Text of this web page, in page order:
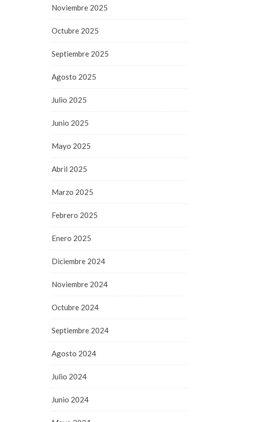
Noviembre 2025
Octubre 2025
Septiembre 2025
Agosto 2025
Julio 2025
Junio 2025
Mayo 2025
Abril 2025
Marzo 2025
Febrero 2025
Enero 2025
Diciembre 2024
Noviembre 2024
Octubre 2024
Septiembre 2024
Agosto 2024
Julio 2024
Junio 2024